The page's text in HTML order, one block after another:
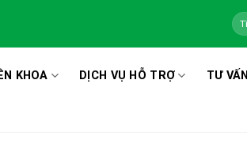
KHOA DỊCH VỤ HỖ TRỢ TƯ VẤN